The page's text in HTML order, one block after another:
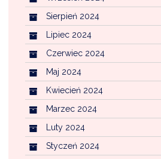
Sierpień 2024
Lipiec 2024
Czerwiec 2024
Maj 2024
Kwiecień 2024
Marzec 2024
Luty 2024
Styczeń 2024